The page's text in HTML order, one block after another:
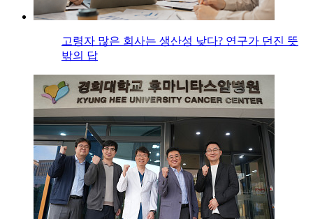
고령자 많은 회사는 생산성 낮다? 연구가 던진 뜻
밖의 답